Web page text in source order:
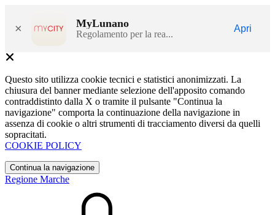
× MyLunano
Regolamento per la rea...
Apri
Questo sito utilizza cookie tecnici e statistici anonimizzati. La
chiusura del banner mediante selezione dell'apposito comando
contraddistinto dalla X o tramite il pulsante "Continua la
navigazione" comporta la continuazione della navigazione in
assenza di cookie o altri strumenti di tracciamento diversi da quelli
sopracitati.
COOKIE POLICY
Continua la navigazione
Regione Marche